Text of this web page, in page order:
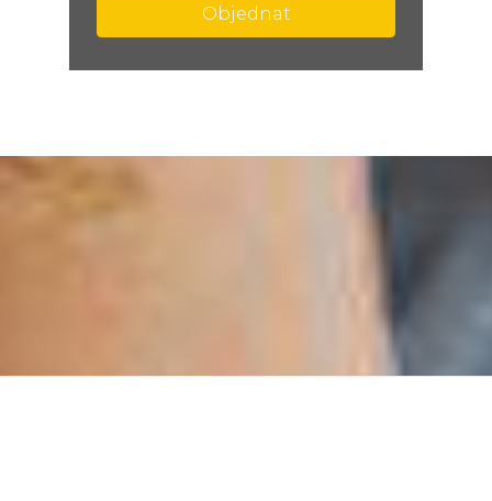
Objednat